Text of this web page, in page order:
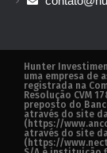
Hunter
uma empresa de
registrada na
Resolução CVM
preposto do
através do site da
(https://
através do site
(https://